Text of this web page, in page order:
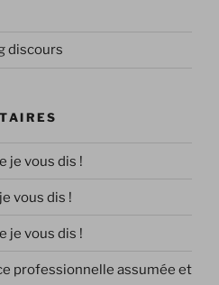
discours
je vous dis !
vous dis !
je vous dis !
professionnelle assumée et